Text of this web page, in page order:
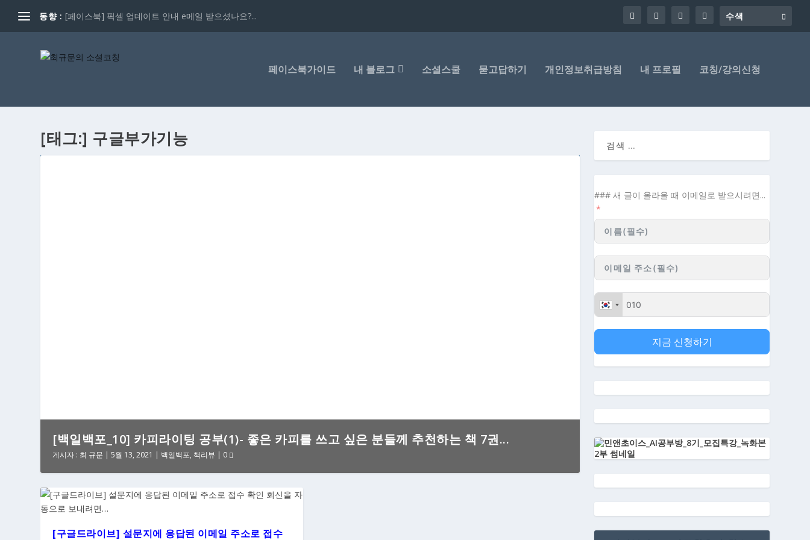
동향 : [페이스북] 픽셀 업데이트 안내 e메일 받으셨나요?...
페이스북가이드 내 블로그 소셜스쿨 묻고답하기 개인정보취급방침 내 프로필 코칭/강의신청
[태그:] 구글부가기능
[백일백포_10] 카피라이팅 공부(1)- 좋은 카피를 쓰고 싶은 분들께 추천하는 책 7권...
게시자 : 최 규문 |5월 13, 2021 | 백일백포, 책리뷰 | 0
[구글드라이브] 설문지에 응답된 이메일 주소로 접수
### 새 글이 올라올 때 이메일로 받으시려면...
지금 신청하기